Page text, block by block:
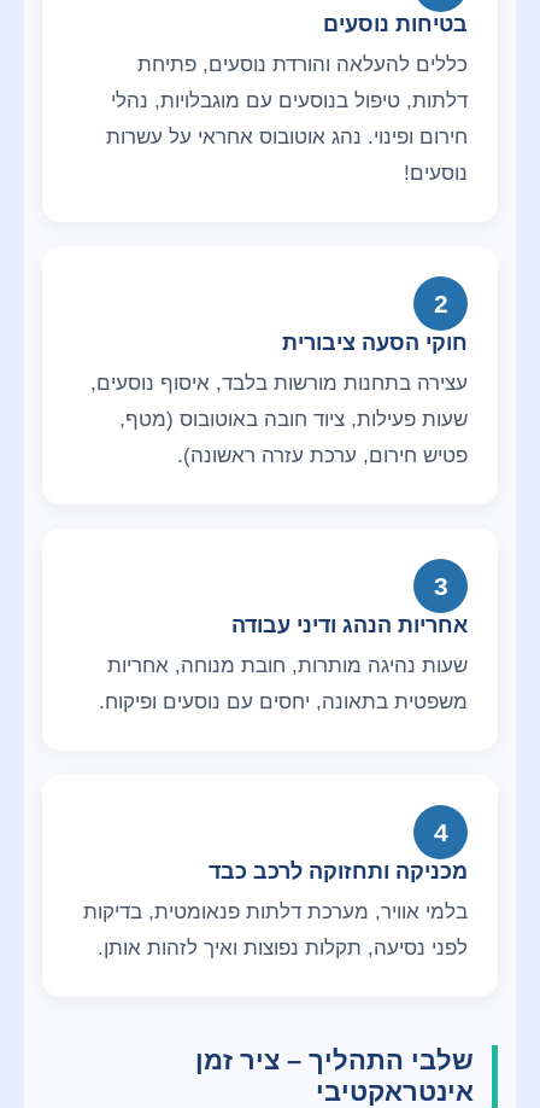
בטיחות נוסעים
כללים להעלאה והורדת נוסעים, פתיחת
דלתות, טיפול בנוסעים עם מוגבלויות, נהלי
חירום ופינוי. נהג אוטובוס אחראי על עשרות
נוסעים!
2
חוקי הסעה ציבורית
עצירה בתחנות מורשות בלבד, איסוף נוסעים,
שעות פעילות, ציוד חובה באוטובוס (מטף,
פטיש חירום, ערכת עזרה ראשונה).
3
אחריות הנהג ודיני עבודה
שעות נהיגה מותרות, חובת מנוחה, אחריות
משפטית בתאונה, יחסים עם נוסעים ופיקוח.
4
מכניקה ותחזוקה לרכב כבד
בלמי אוויר, מערכת דלתות פנאומטית, בדיקות
לפני נסיעה, תקלות נפוצות ואיך לזהות אותן.
שלבי התהליך – ציר זמן
אינטראקטיבי